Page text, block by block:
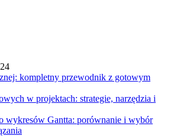
kompletny przewodnik z gotowym
w projektach: strategie, narzędzia i
wykresów Gantta: porównanie i wybór